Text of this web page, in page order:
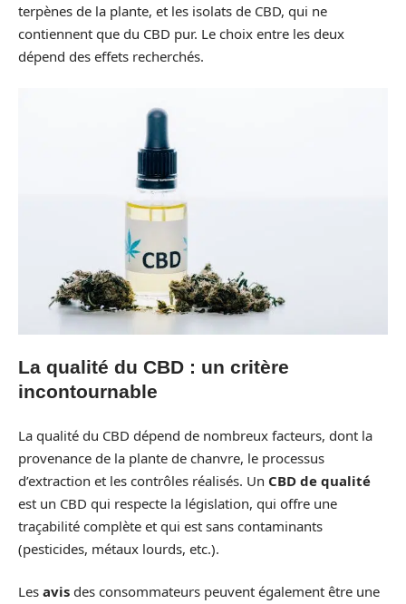
terpènes de la plante, et les isolats de CBD, qui ne
contiennent que du CBD pur. Le choix entre les deux
dépend des effets recherchés.
La qualité du CBD : un critère
incontournable
La qualité du CBD dépend de nombreux facteurs, dont la
provenance de la plante de chanvre, le processus
d’extraction et les contrôles réalisés. Un CBD de qualité
est un CBD qui respecte la législation, qui offre une
traçabilité complète et qui est sans contaminants
(pesticides, métaux lourds, etc.).
Les avis des consommateurs peuvent également être une